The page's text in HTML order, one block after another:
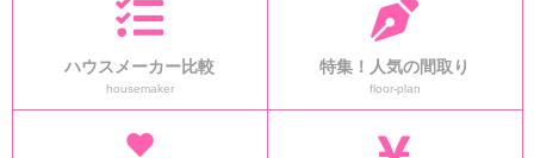
ハウスメーカー比較
housemaker
特集！人気の間取り
floor-plan